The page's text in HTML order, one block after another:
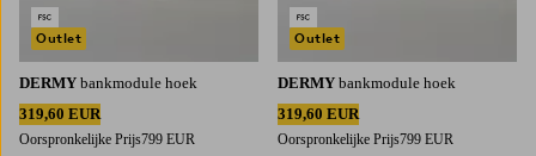
DERMY bankmodule hoek
319,60 EUR
Oorspronkelijke Prijs799 EUR
Outlet
DERMY bankmodule hoek
319,60 EUR
Oorspronkelijke Prijs799 EUR
Outlet